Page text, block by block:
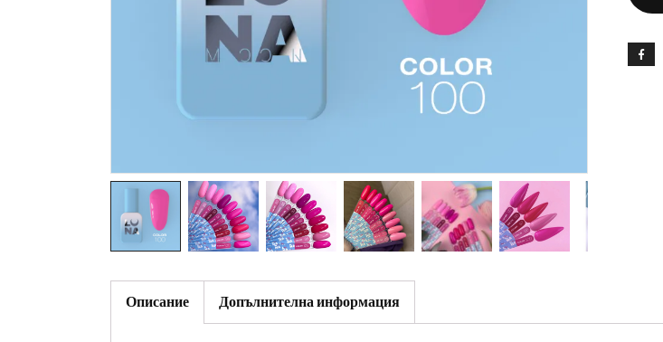
Описание Допълнителна информация